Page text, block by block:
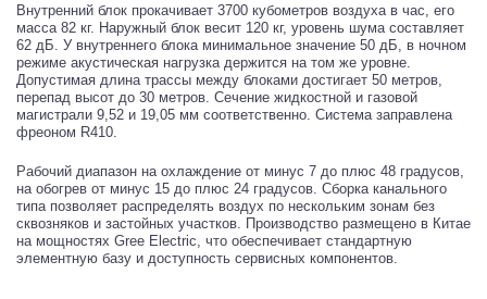
Внутренний блок прокачивает 3700 кубометров воздуха в час, его
масса 82 кг. Наружный блок весит 120 кг, уровень шума составляет
62 дБ. У внутреннего блока минимальное значение 50 дБ, в ночном
режиме акустическая нагрузка держится на том же уровне.
Допустимая длина трассы между блоками достигает 50 метров,
перепад высот до 30 метров. Сечение жидкостной и газовой
магистрали 9,52 и 19,05 мм соответственно. Система заправлена
фреоном R410.
Рабочий диапазон на охлаждение от минус 7 до плюс 48 градусов,
на обогрев от минус 15 до плюс 24 градусов. Сборка канального
типа позволяет распределять воздух по нескольким зонам без
сквозняков и застойных участков. Производство размещено в Китае
на мощностях Gree Electric, что обеспечивает стандартную
элементную базу и доступность сервисных компонентов.